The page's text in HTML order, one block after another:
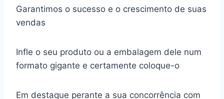
Garantimos o sucesso e o crescimento de suas
vendas
Infle o seu produto ou a embalagem dele num
formato gigante e certamente coloque-o
Em destaque perante a sua concorrência com